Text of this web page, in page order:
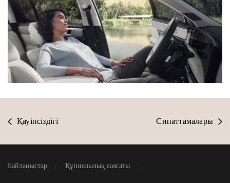
Қауіпсіздігі Сипаттамалары
Байланыстар Құпиялылық саясаты